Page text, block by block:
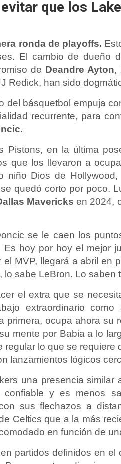
que los
ronda de playoffs.
El cambio de dueño
de Deandre Ayton,
Redick, han sido
del básquetbol empuja
recurrente, para
Pistons, en la última
que los llevaron a
niño Dios de
quedó corto por poco.
Mavericks en 2024,
se le caen los
hoy por hoy el mejor
MVP, llegará a abril en
sabe LeBron. Lo saben
el extra que se
extraordinario como
primera, ocupa ahora su
mente por Babia a lo
lo que se requiere
lanzamientos lógicos
una presencia similar
y es menos
sus flechazos a
Celtics que a la más
en función de
partidos definidos en el